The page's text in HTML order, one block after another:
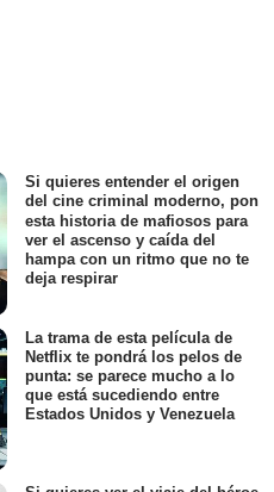
Si quieres entender el origen
del cine criminal moderno, pon
esta historia de mafiosos para
ver el ascenso y caída del
hampa con un ritmo que no te
deja respirar
La trama de esta película de
Netflix te pondrá los pelos de
punta: se parece mucho a lo
que está sucediendo entre
Estados Unidos y Venezuela